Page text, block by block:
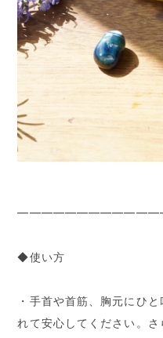
◆使い方
・手首や首筋、胸元にひ
れて安心してください。